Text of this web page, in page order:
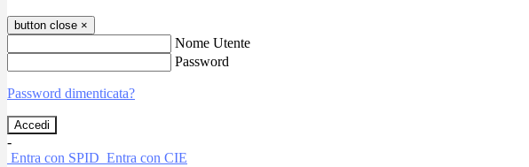
button close ×
Nome Utente
Password
Password dimenticata?
-
Entra con SPID Entra con CIE